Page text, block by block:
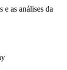
as análises da